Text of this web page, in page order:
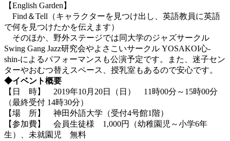
【English Garden】
Find＆Tell（キャラクターを見つけ出し、英語教員に英語
で何を見つけたかを伝えます）
そのほか、野外ステージでは同大学のジャズサークル
Swing Gang Jazz研究会やよさこいサークル YOSAKOI心-
shin-によるパフォーマンスも公演予定です。また、迷子セン
ターやおむつ替えスペース、授乳室もあるので安心です。
◆イベント概要
【日 時】 2019年10月20日（日） 11時00分～15時00分
（最終受付 14時30分）
【場 所】 神田外語大学（受付4号館1階）
【参加費】 会員生徒様 1,000円（幼稚園児～小学6年
生）、未就園児 無料